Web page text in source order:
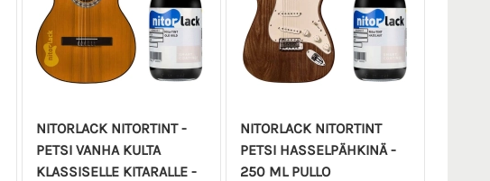
NITORLACK NITORTINT -
PETSI VANHA KULTA
KLASSISELLE KITARALLE -
NITORLACK NITORTINT
PETSI HASSELPÄHKINÄ -
250 ML PULLO